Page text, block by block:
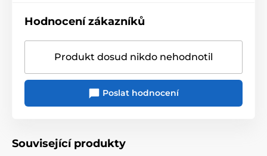
Hodnocení zákazníků
Produkt dosud nikdo nehodnotil
Poslat hodnocení
Související produkty